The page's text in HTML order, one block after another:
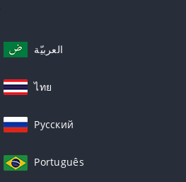
العربيّة
ไทย
Русский
Português